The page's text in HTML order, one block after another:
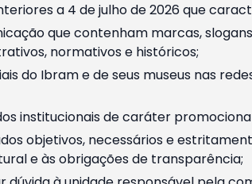
a 4 de julho de 2026 que
que contenham marcas,
normativos e históricos;
do Ibram e de seus museus nas
institucionais de caráter
objetivos, necessários e
e às obrigações de transparência;